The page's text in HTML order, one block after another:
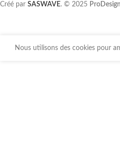
Créé par SASWAVE. © 2025
Nous utilisons des cookies pour